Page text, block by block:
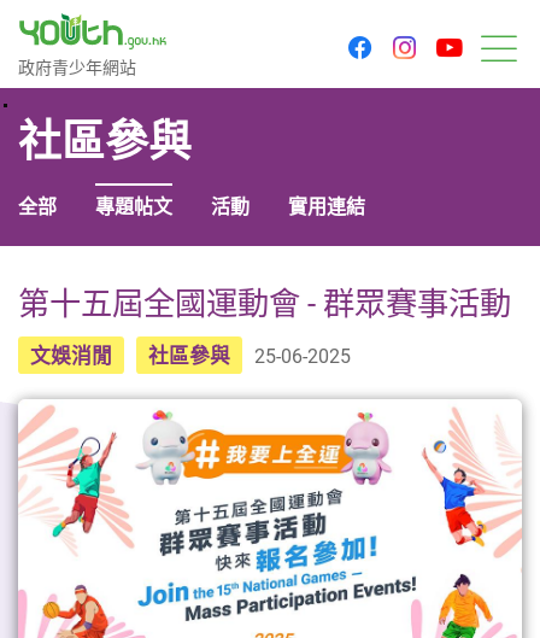
政府青少年網站
政府青少年網站
facebookinstagram
社區參與
全部 專題帖文 活動 實用連結
第十五屆全國運動會 - 群眾賽事活動
文娛消閒 社區參與 25-06-2025